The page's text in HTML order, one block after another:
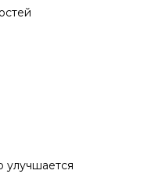
улучшается